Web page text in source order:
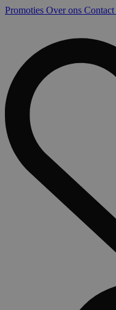
Promoties Over ons Contact